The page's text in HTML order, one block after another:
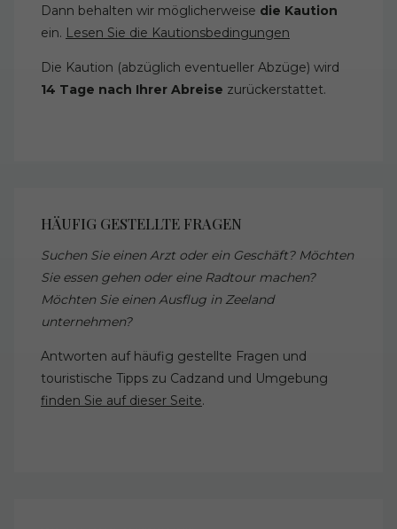
Dann behalten wir möglicherweise die Kaution
ein. Lesen Sie die Kautionsbedingungen
Die Kaution (abzüglich eventueller Abzüge) wird
14 Tage nach Ihrer Abreise zurückerstattet.
HÄUFIG GESTELLTE FRAGEN
Suchen Sie einen Arzt oder ein Geschäft? Möchten
Sie essen gehen oder eine Radtour machen?
Möchten Sie einen Ausflug in Zeeland
unternehmen?
Antworten auf häufig gestellte Fragen und
touristische Tipps zu Cadzand und Umgebung
finden Sie auf dieser Seite.